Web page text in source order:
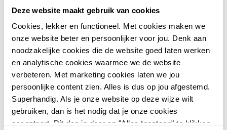
Deze website maakt gebruik van cookies
Cookies, lekker en functioneel. Met cookies maken we
onze website beter en persoonlijker voor jou. Denk aan
noodzakelijke cookies die de website goed laten werken
en analytische cookies waarmee we de website
verbeteren. Met marketing cookies laten we jou
persoonlijke content zien. Alles is dus op jou afgestemd.
Superhandig. Als je onze website op deze wijze wilt
gebruiken, dan is het nodig dat je onze cookies
accepteert. Dit doe je door op "Alles toestaan" te klikken.